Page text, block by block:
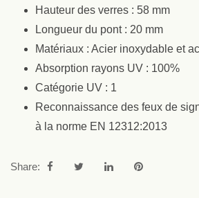
Hauteur des verres : 58 mm
Longueur du pont : 20 mm
Matériaux : Acier inoxydable et
Absorption rayons UV : 100%
Catégorie UV : 1
Reconnaissance des feux de
à la norme EN 12312:2013
Share: